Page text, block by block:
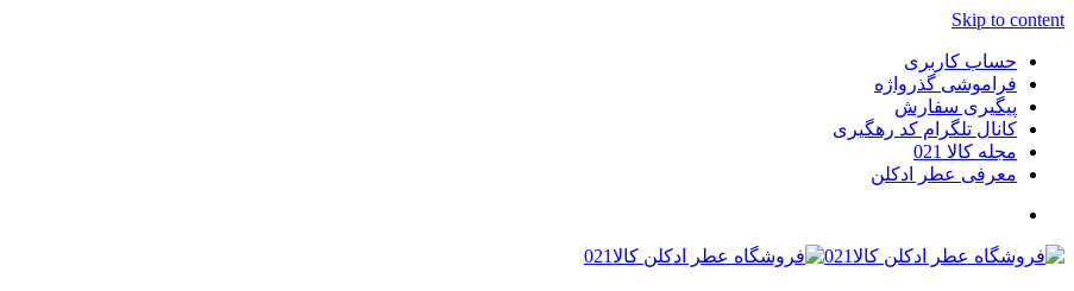
Skip to content
حساب کاربری
فراموشی گذرواژه
پیگیری سفارش
کانال تلگرام کد رهگیری
مجله کالا 021
معرفی عطر ادکلن